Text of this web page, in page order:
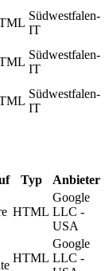
Südwestfalen-
IT
Südwestfalen-
IT
Südwestfalen-
IT
Typ Anbieter
HTML
Google
LLC -
USA
HTML
Google
LLC -